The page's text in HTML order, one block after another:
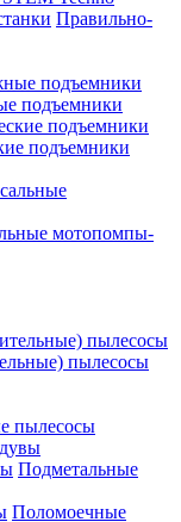
Правильно-
подъемники
подъемники
мотопомпы-
пылесосы
пылесосы
Подметальные
Поломоечные